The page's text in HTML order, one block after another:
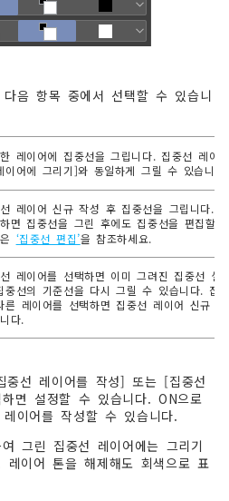
음 항목 중에서 선택할 수 있습니
레이어에 집중선을 그립니다. 집중선 레이
이어에 그리기]와 동일하게 그릴 수 있습니다.
레이어 신규 작성 후 집중선을 그립니다.
면 집중선을 그린 후에도 집중선을 편집할
‘집중선 편집’을 참조하세요.
레이어를 선택하면 이미 그려진 집중선 설
중선의 기준선을 다시 그릴 수 있습니다. 집
른 레이어를 선택하면 집중선 레이어 신규
다.
선 레이어를 작성] 또는 [집중선
면 설정할 수 있습니다. ON으로
이어를 작성할 수 있습니다.
그린 집중선 레이어에는 그리기
레이어 톤을 해제해도 회색으로 표